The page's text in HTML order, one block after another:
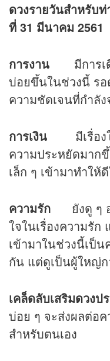
ดวงรายวันสำหรับ
ที่ 31 มีนาคม 2561
การงาน มีการเดิ
บ่อยขึ้นในช่วงนี้ ร
ความชัดเจนที่กำลั
การเงิน มีเรื่องใ
ความประหยัดมาก
เล็ก ๆ เข้ามาทำให้
ความรัก ยังดู ๆ อ
ใจในเรื่องความรัก
เข้ามาในช่วงนี้เป็
กัน แต่ดูเป็นผู้ใหญ่ก
เคล็ดลับเสริมดวงป
บ่อย ๆ จะส่งผลต่อ
สำหรับตนเอง